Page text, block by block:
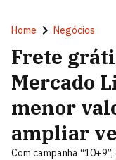
Home Negócios
Frete
Mercado
menor
ampliar
Com campanha